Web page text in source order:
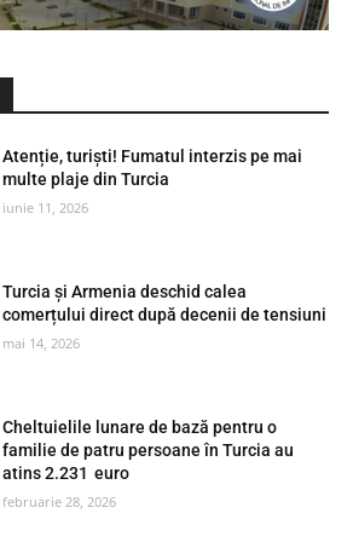
Atenție, turiști! Fumatul interzis pe mai
multe plaje din Turcia
iunie 11, 2026
Turcia și Armenia deschid calea
comerțului direct după decenii de tensiuni
mai 14, 2026
Cheltuielile lunare de bază pentru o
familie de patru persoane în Turcia au
atins 2.231 euro
februarie 28, 2026